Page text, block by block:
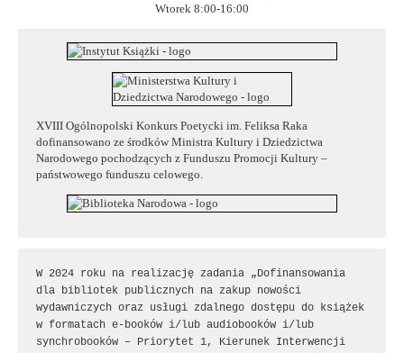
Wtorek 8:00-16:00
XVIII Ogólnopolski Konkurs Poetycki im. Feliksa Raka
dofinansowano ze środków Ministra Kultury i Dziedzictwa
Narodowego pochodzących z Funduszu Promocji Kultury –
państwowego funduszu celowego.
W 2024 roku na realizację zadania „Dofinansowania
dla bibliotek publicznych na zakup nowości
wydawniczych oraz usługi zdalnego dostępu do książek
w formatach e-booków i/lub audiobooków i/lub
synchrobooków – Priorytet 1, Kierunek Interwencji